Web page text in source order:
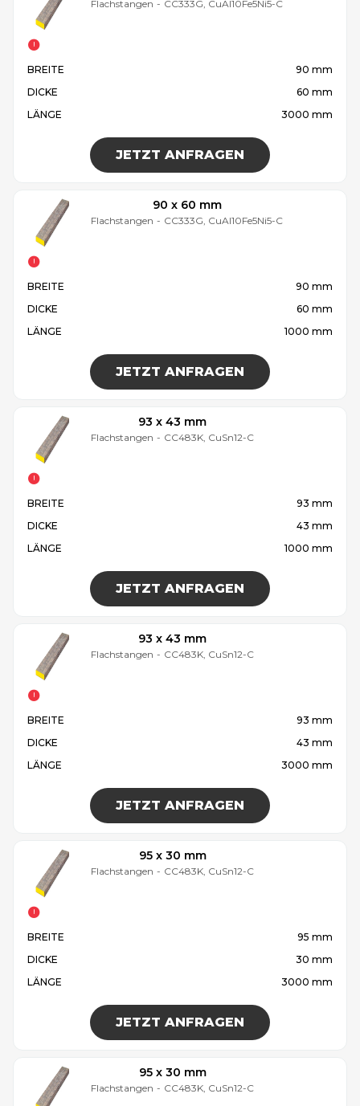
Flachstangen - CC333G, CuAl10Fe5Ni5-C
BREITE
90 mm
DICKE
60 mm
LÄNGE
3000 mm
JETZT ANFRAGEN
90 x 60 mm
Flachstangen - CC333G, CuAl10Fe5Ni5-C
BREITE
90 mm
DICKE
60 mm
LÄNGE
1000 mm
JETZT ANFRAGEN
93 x 43 mm
Flachstangen - CC483K, CuSn12-C
BREITE
93 mm
DICKE
43 mm
LÄNGE
1000 mm
JETZT ANFRAGEN
93 x 43 mm
Flachstangen - CC483K, CuSn12-C
BREITE
93 mm
DICKE
43 mm
LÄNGE
3000 mm
JETZT ANFRAGEN
95 x 30 mm
Flachstangen - CC483K, CuSn12-C
BREITE
95 mm
DICKE
30 mm
LÄNGE
3000 mm
JETZT ANFRAGEN
95 x 30 mm
Flachstangen - CC483K, CuSn12-C